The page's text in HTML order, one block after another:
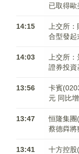
已取得
14:15
上交所
合型發起
14:03
上交所
證券投資
13:56
卡賓
元 同比
13:47
恒隆集團
蔡德粦將
13:41
十方控股